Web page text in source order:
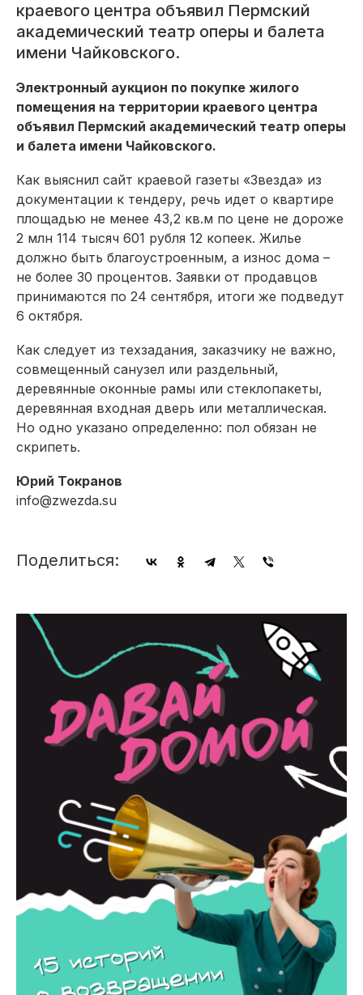
краевого центра объявил Пермский
академический театр оперы и балета
имени Чайковского.
Электронный аукцион по покупке жилого
помещения на территории краевого центра
объявил Пермский академический театр оперы
и балета имени Чайковского.
Как выяснил сайт краевой газеты «Звезда» из
документации к тендеру, речь идет о квартире
площадью не менее 43,2 кв.м по цене не дороже
2 млн 114 тысяч 601 рубля 12 копеек. Жилье
должно быть благоустроенным, а износ дома –
не более 30 процентов. Заявки от продавцов
принимаются по 24 сентября, итоги же подведут
6 октября.
Как следует из техзадания, заказчику не важно,
совмещенный санузел или раздельный,
деревянные оконные рамы или стеклопакеты,
деревянная входная дверь или металлическая.
Но одно указано определенно: пол обязан не
скрипеть.
Юрий Токранов
info@zwezda.su
Поделиться: